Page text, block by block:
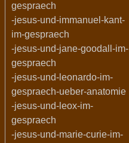
gespraech
-jesus-und-immanuel-kant-
im-gespraech
-jesus-und-jane-goodall-im-
gespraech
-jesus-und-leonardo-im-
gespraech-ueber-anatomie
-jesus-und-leox-im-
gespraech
-jesus-und-marie-curie-im-